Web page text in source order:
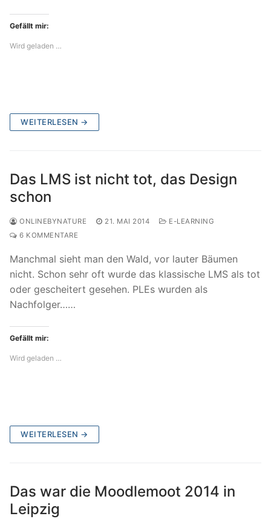
Gefällt mir:
Wird geladen …
WEITERLESEN →
Das LMS ist nicht tot, das Design
schon
ONLINEBYNATURE 21. MAI 2014
E-LEARNING
6 KOMMENTARE
Manchmal sieht man den Wald, vor lauter Bäumen
nicht. Schon sehr oft wurde das klassische LMS als tot
oder gescheitert gesehen. PLEs wurden als
Nachfolger……
Gefällt mir:
Wird geladen …
WEITERLESEN →
Das war die Moodlemoot 2014 in
Leipzig